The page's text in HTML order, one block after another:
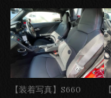
【装着写真】S660